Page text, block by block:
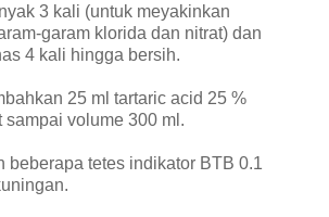
3 kali (untuk meyakinkan
garam klorida dan nitrat) dan
4 kali hingga bersih.
25 ml tartaric acid 25 %
sampai volume 300 ml.
beberapa tetes indikator BTB 0.1